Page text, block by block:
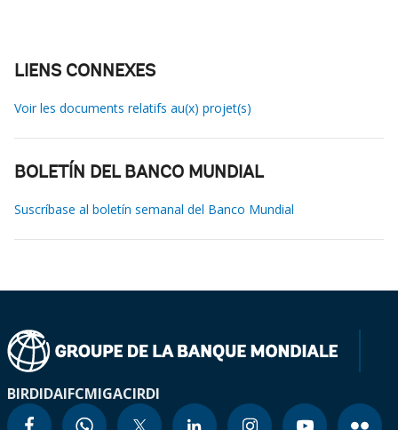
LIENS CONNEXES
Voir les documents relatifs au(x) projet(s)
BOLETÍN DEL BANCO MUNDIAL
Suscríbase al boletín semanal del Banco Mundial
BIRDIDAIFCMIGACIRDI